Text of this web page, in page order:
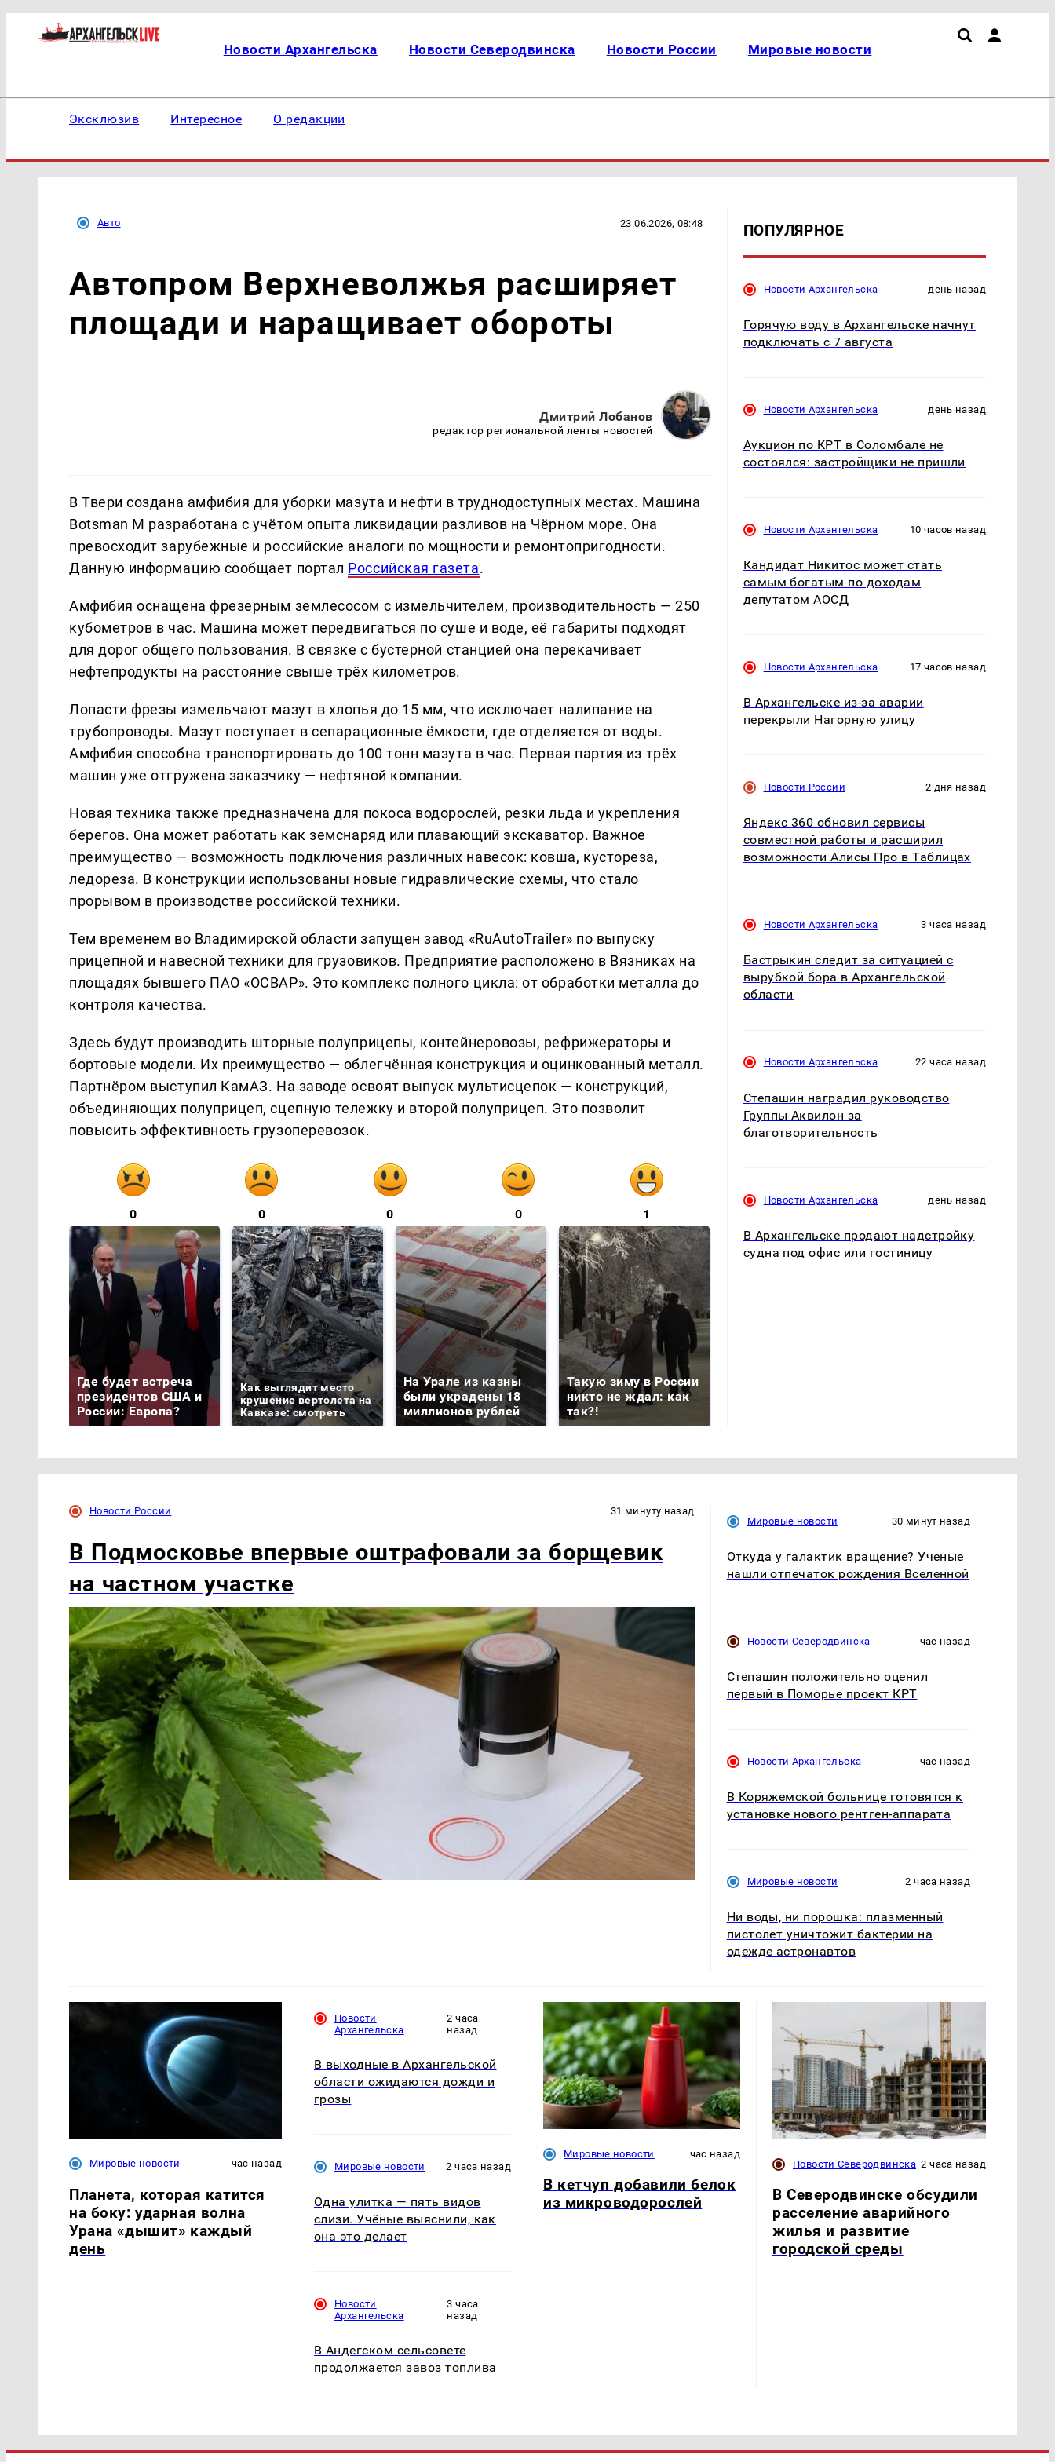
Новости Архангельска Новости Северодвинска Новости России Мировые новости
Эксклюзив Интересное О редакции
Авто 23.06.2026, 08:48
Автопром Верхневолжья расширяет
площади и наращивает обороты
Дмитрий Лобанов
редактор региональной ленты новостей
В Твери создана амфибия для уборки мазута и нефти в труднодоступных местах. Машина
Botsman M разработана с учётом опыта ликвидации разливов на Чёрном море. Она
превосходит зарубежные и российские аналоги по мощности и ремонтопригодности.
Данную информацию сообщает портал Российская газета.
Амфибия оснащена фрезерным землесосом с измельчителем, производительность — 250
кубометров в час. Машина может передвигаться по суше и воде, её габариты подходят
для дорог общего пользования. В связке с бустерной станцией она перекачивает
нефтепродукты на расстояние свыше трёх километров.
Лопасти фрезы измельчают мазут в хлопья до 15 мм, что исключает налипание на
трубопроводы. Мазут поступает в сепарационные ёмкости, где отделяется от воды.
Амфибия способна транспортировать до 100 тонн мазута в час. Первая партия из трёх
машин уже отгружена заказчику — нефтяной компании.
Новая техника также предназначена для покоса водорослей, резки льда и укрепления
берегов. Она может работать как земснаряд или плавающий экскаватор. Важное
преимущество — возможность подключения различных навесок: ковша, кустореза,
ледореза. В конструкции использованы новые гидравлические схемы, что стало
прорывом в производстве российской техники.
Тем временем во Владимирской области запущен завод «RuAutoTrailer» по выпуску
прицепной и навесной техники для грузовиков. Предприятие расположено в Вязниках на
площадях бывшего ПАО «ОСВАР». Это комплекс полного цикла: от обработки металла до
контроля качества.
Здесь будут производить шторные полуприцепы, контейнеровозы, рефрижераторы и
бортовые модели. Их преимущество — облегчённая конструкция и оцинкованный металл.
Партнёром выступил КамАЗ. На заводе освоят выпуск мультисцепок — конструкций,
объединяющих полуприцеп, сцепную тележку и второй полуприцеп. Это позволит
повысить эффективность грузоперевозок.
0 0 0 0 1
Где будет встреча
президентов США и
России: Европа?
Как выглядит место
крушение вертолета на
Кавказе: смотреть
На Урале из казны
были украдены 18
миллионов рублей
Такую зиму в России
никто не ждал: как
так?!
ПОПУЛЯРНОЕ
Новости Архангельска день назад
Горячую воду в Архангельске начнут
подключать с 7 августа
Новости Архангельска день назад
Аукцион по КРТ в Соломбале не
состоялся: застройщики не пришли
Новости Архангельска 10 часов назад
Кандидат Никитос может стать
самым богатым по доходам
депутатом АОСД
Новости Архангельска 17 часов назад
В Архангельске из-за аварии
перекрыли Нагорную улицу
Новости России 2 дня назад
Яндекс 360 обновил сервисы
совместной работы и расширил
возможности Алисы Про в Таблицах
Новости Архангельска 3 часа назад
Бастрыкин следит за ситуацией с
вырубкой бора в Архангельской
области
Новости Архангельска 22 часа назад
Степашин наградил руководство
Группы Аквилон за
благотворительность
Новости Архангельска день назад
В Архангельске продают надстройку
судна под офис или гостиницу
Новости России 31 минуту назад
В Подмосковье впервые оштрафовали за борщевик
на частном участке
Мировые новости 30 минут назад
Откуда у галактик вращение? Ученые
нашли отпечаток рождения Вселенной
Новости Северодвинска час назад
Степашин положительно оценил
первый в Поморье проект КРТ
Новости Архангельска час назад
В Коряжемской больнице готовятся к
установке нового рентген-аппарата
Мировые новости 2 часа назад
Ни воды, ни порошка: плазменный
пистолет уничтожит бактерии на
одежде астронавтов
Мировые новости час назад
Планета, которая катится
на боку: ударная волна
Урана «дышит» каждый
день
Новости
Архангельска
2 часа
назад
В выходные в Архангельской
области ожидаются дожди и
грозы
Мировые новости 2 часа назад
Одна улитка — пять видов
слизи. Учёные выяснили, как
она это делает
Новости
Архангельска
3 часа
назад
В Андегском сельсовете
продолжается завоз топлива
Мировые новости час назад
В кетчуп добавили белок
из микроводорослей
Новости Северодвинска 2 часа назад
В Северодвинске обсудили
расселение аварийного
жилья и развитие
городской среды